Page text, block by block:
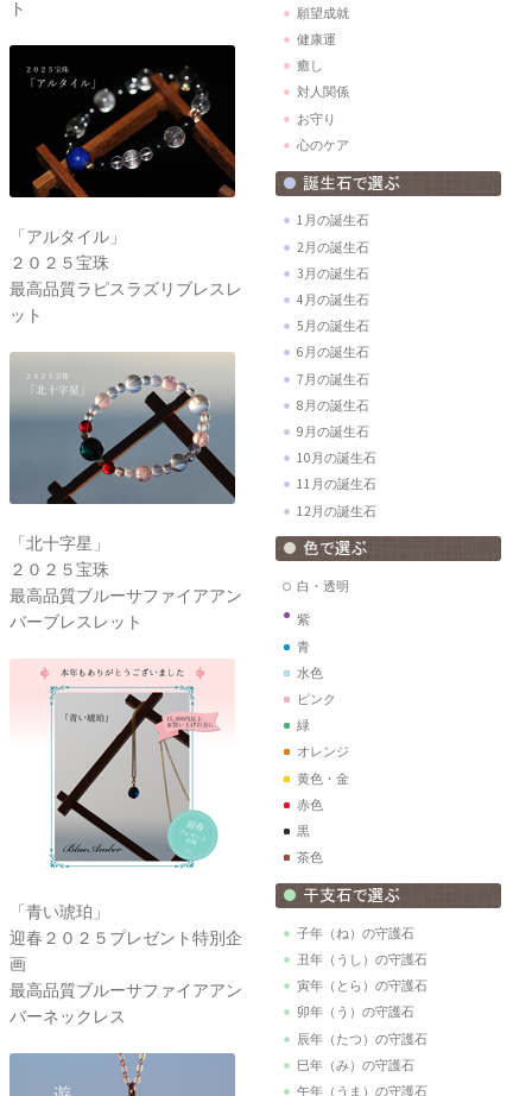
ト
「アルタイル」
２０２５宝珠
最高品質ラピスラズリブレスレ
ット
「北十字星」
２０２５宝珠
最高品質ブルーサファイアアン
バーブレスレット
「青い琥珀」
迎春２０２５プレゼント特別企
画
最高品質ブルーサファイアアン
バーネックレス
願望成就
健康運
癒し
対人関係
お守り
心のケア
1月の誕生石
2月の誕生石
3月の誕生石
4月の誕生石
5月の誕生石
6月の誕生石
7月の誕生石
8月の誕生石
9月の誕生石
10月の誕生石
11月の誕生石
12月の誕生石
白・透明
紫
青
水色
ピンク
緑
オレンジ
黄色・金
赤色
黒
茶色
子年（ね）の守護石
丑年（うし）の守護石
寅年（とら）の守護石
卯年（う）の守護石
辰年（たつ）の守護石
巳年（み）の守護石
午年（うま）の守護石